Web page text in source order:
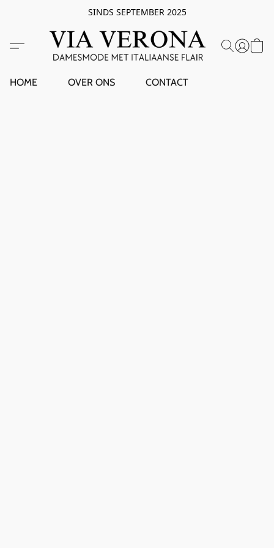
SINDS SEPTEMBER 2025
HOME OVER ONS CONTACT